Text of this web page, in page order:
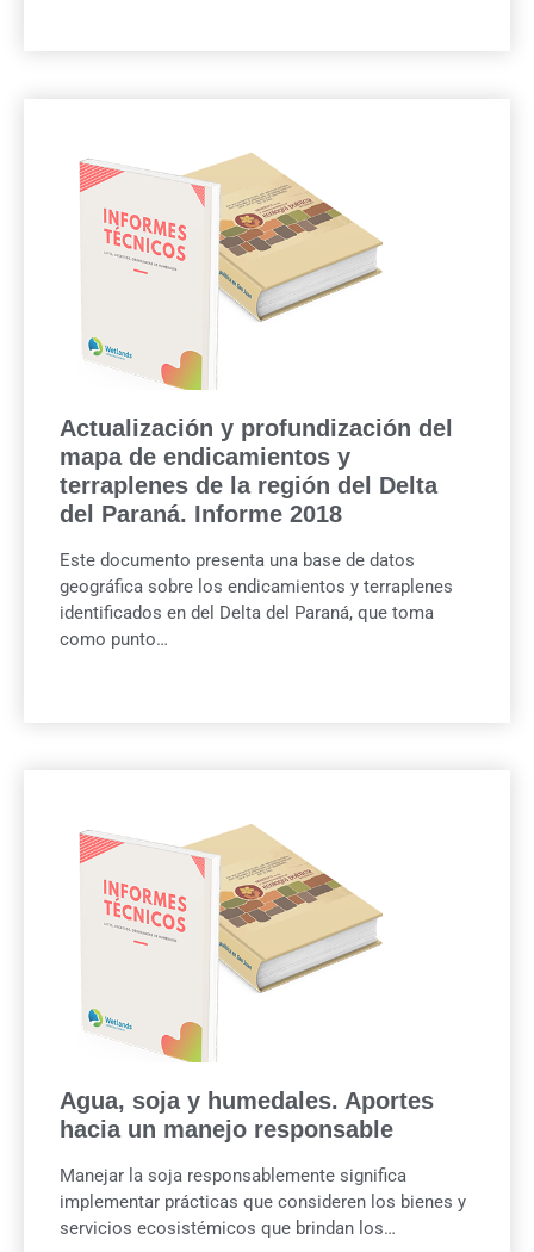
Actualización y profundización del
mapa de endicamientos y
terraplenes de la región del Delta
del Paraná. Informe 2018
Este documento presenta una base de datos
geográfica sobre los endicamientos y terraplenes
identificados en del Delta del Paraná, que toma
como punto…
Agua, soja y humedales. Aportes
hacia un manejo responsable
Manejar la soja responsablemente significa
implementar prácticas que consideren los bienes y
servicios ecosistémicos que brindan los…